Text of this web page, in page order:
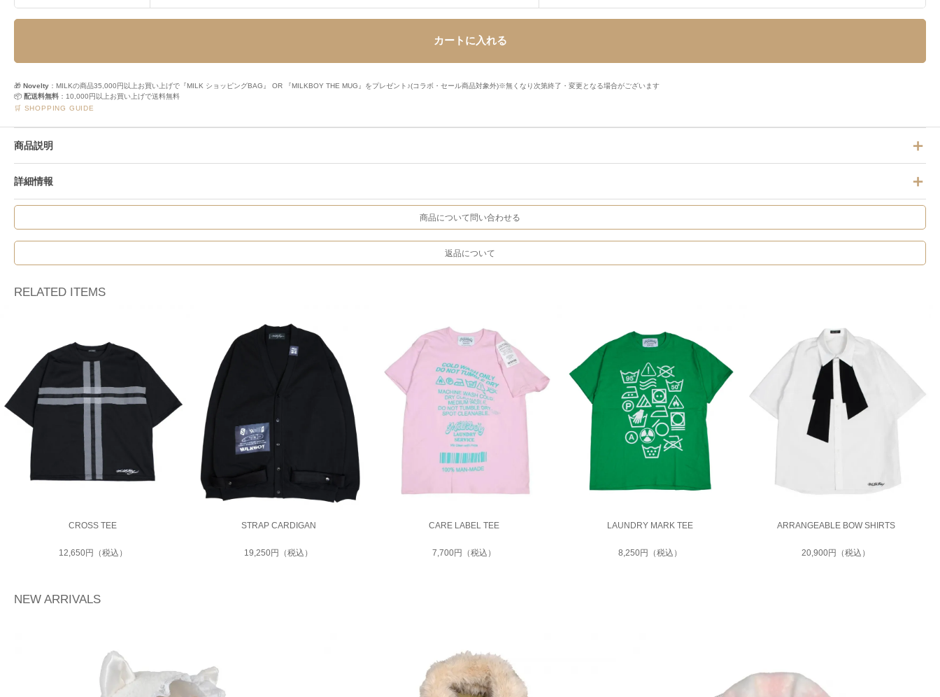
カートに入れる
🎁 Novelty ：MILKの商品35,000円以上お買い上げで『MILK ショッピングBAG』 OR 『MILKBOY THE MUG』をプレゼント♪(コラボ・セール商品対象外)※無くなり次第終了・変更となる場合がございます
📦 配送料無料 ：10,000円以上お買い上げで送料無料
🛒 SHOPPING GUIDE
商品説明
詳細情報
商品について問い合わせる
返品について
RELATED ITEMS
CROSS TEE
12,650円（税込）
STRAP CARDIGAN
19,250円（税込）
CARE LABEL TEE
7,700円（税込）
LAUNDRY MARK TEE
8,250円（税込）
ARRANGEABLE BOW SHIRTS
20,900円（税込）
NEW ARRIVALS